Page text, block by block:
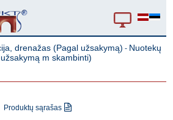
drenažas (Pagal užsakymą) - Nuotekų
m skambinti)
Produktų sąrašas